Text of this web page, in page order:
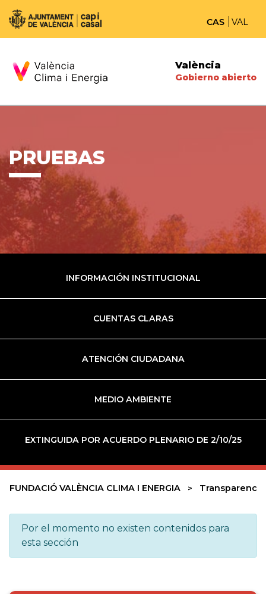
CAS VAL
València
Gobierno abierto
PRUEBAS
INFORMACIÓN INSTITUCIONAL
CUENTAS CLARAS
ATENCIÓN CIUDADANA
MEDIO AMBIENTE
EXTINGUIDA POR ACUERDO PLENARIO DE 2/10/25
FUNDACIÓ VALÈNCIA CLIMA I ENERGIA Transparencia
Por el momento no existen contenidos para
esta sección